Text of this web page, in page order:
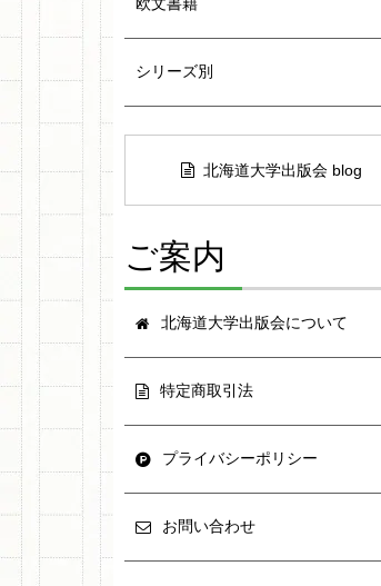
欧文書籍
シリーズ別
北海道大学出版会 blog
ご案内
北海道大学出版会について
特定商取引法
プライバシーポリシー
お問い合わせ